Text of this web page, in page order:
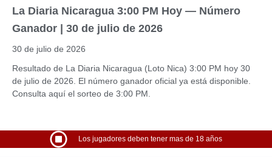
La Diaria Nicaragua 3:00 PM Hoy — Número
Ganador | 30 de julio de 2026
30 de julio de 2026
Resultado de La Diaria Nicaragua (Loto Nica) 3:00 PM hoy 30
de julio de 2026. El número ganador oficial ya está disponible.
Consulta aquí el sorteo de 3:00 PM.
Los jugadores deben tener mas de 18 años